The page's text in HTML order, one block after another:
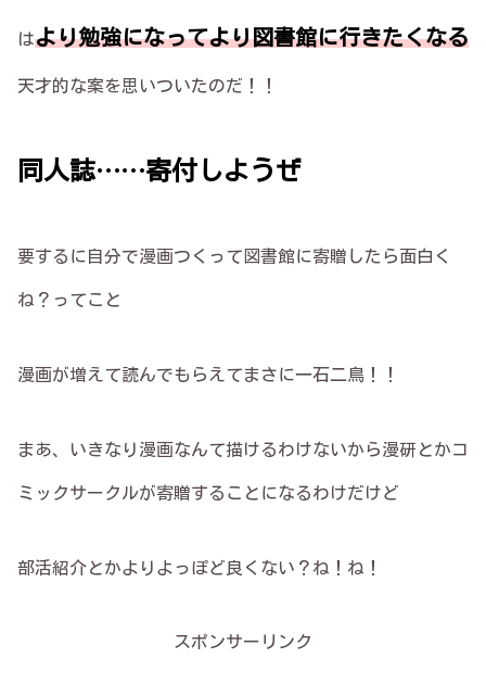
はより勉強になってより図書館に行きたくなる
天才的な案を思いついたのだ！！
同人誌……寄付しようぜ
要するに自分で漫画つくって図書館に寄贈したら面白く
ね？ってこと
漫画が増えて読んでもらえてまさに一石二鳥！！
まあ、いきなり漫画なんて描けるわけないから漫研とかコ
ミックサークルが寄贈することになるわけだけど
部活紹介とかよりよっぽど良くない？ね！ね！
スポンサーリンク